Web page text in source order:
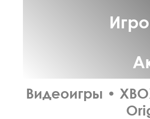
Видеоигры •